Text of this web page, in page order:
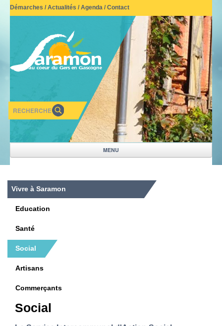
Démarches / Actualités / Agenda / Contact
MENU
Vivre à Saramon
Education
Santé
Social
Artisans
Commerçants
Social